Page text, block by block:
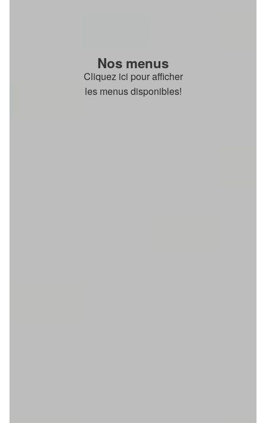
Nos menus
Cliquez ici pour afficher
les menus disponibles!